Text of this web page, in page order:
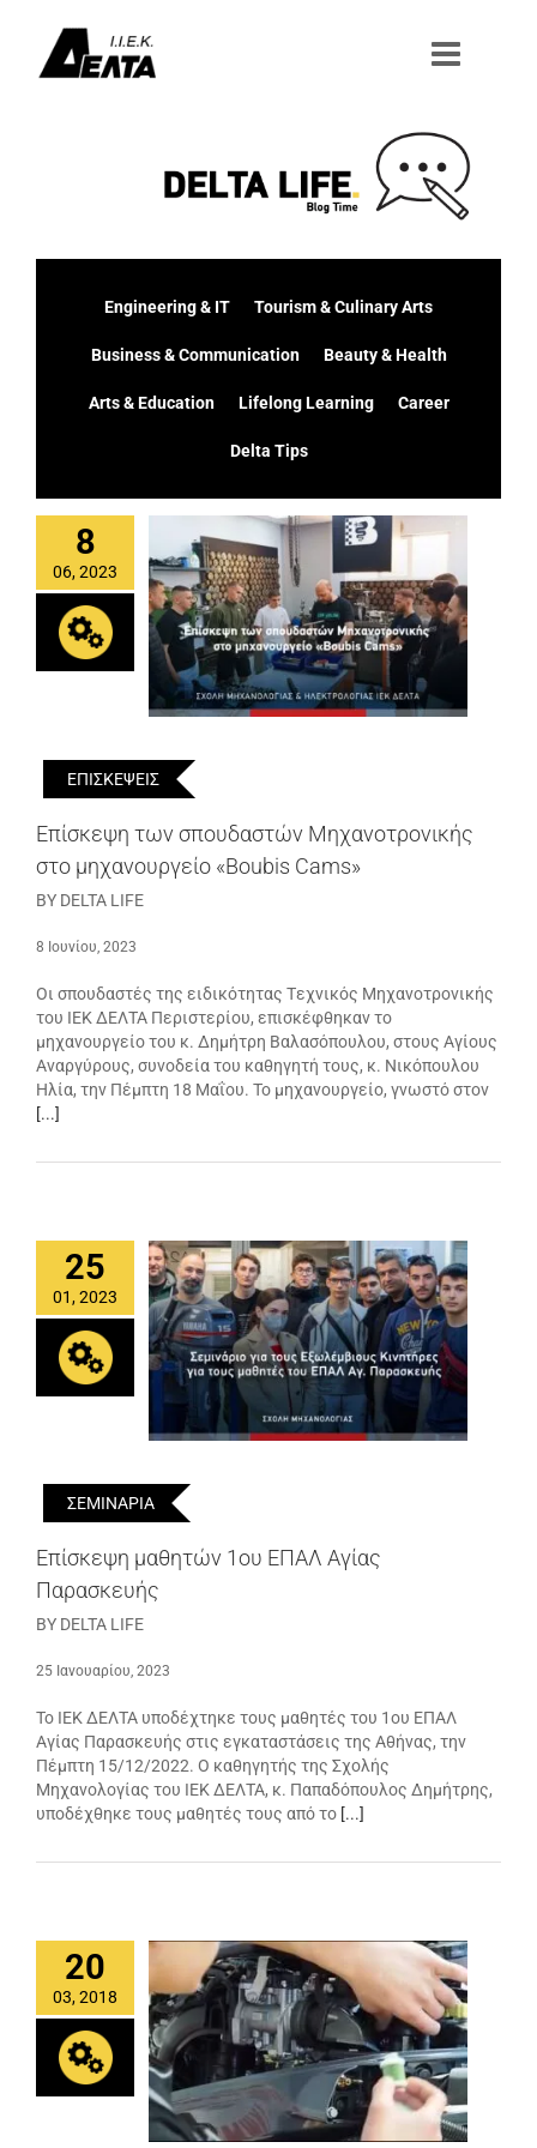
περιεχόμενο
Engineering & IT Tourism & Culinary Arts
Business & Communication Beauty & Health
Arts & Education Lifelong Learning Career
Delta Tips
8
06, 2023
ΕΠΙΣΚΕΨΕΙΣ
Επίσκεψη των σπουδαστών Μηχανοτρονικής
στο μηχανουργείο «Boubis Cams»
BY DELTA LIFE
8 Ιουνίου, 2023
Οι σπουδαστές της ειδικότητας Tεχνικός Μηχανοτρονικής
του ΙΕΚ ΔΕΛΤΑ Περιστερίου, επισκέφθηκαν το
μηχανουργείο του κ. Δημήτρη Βαλασόπουλου, στους Αγίους
Αναργύρους, συνοδεία του καθηγητή τους, κ. Νικόπουλου
Ηλία, την Πέμπτη 18 Μαΐου. Το μηχανουργείο, γνωστό στον
[...]
25
01, 2023
ΣΕΜΙΝΑΡΙΑ
Επίσκεψη μαθητών 1ου ΕΠΑΛ Αγίας
Παρασκευής
BY DELTA LIFE
25 Ιανουαρίου, 2023
Το ΙΕΚ ΔΕΛΤΑ υποδέχτηκε τους μαθητές του 1ου ΕΠΑΛ
Αγίας Παρασκευής στις εγκαταστάσεις της Αθήνας, την
Πέμπτη 15/12/2022. Ο καθηγητής της Σχολής
Μηχανολογίας του ΙΕΚ ΔΕΛΤΑ, κ. Παπαδόπουλος Δημήτρης,
υποδέχθηκε τους μαθητές τους από το [...]
20
03, 2018